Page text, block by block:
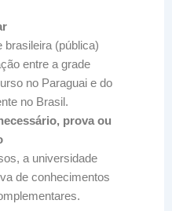
brasileira (pública)
entre a grade
no Paraguai e do
no Brasil.
prova ou
a universidade
de conhecimentos